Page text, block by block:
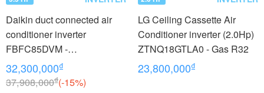
Daikin duct connected air
conditioner inverter
FBFC85DVM -
RZFC85DVM + BRC2E61
(3.5Hp)
32,300,000₫
37,908,000₫(-15%)
LG Ceiling Cassette Air
Conditioner inverter (2.0Hp)
ZTNQ18GTLA0 - Gas R32
23,800,000₫